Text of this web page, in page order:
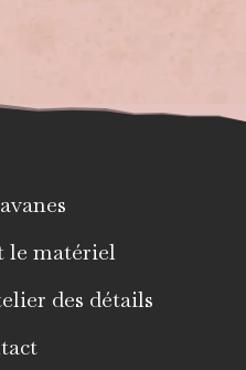
le matériel
des détails